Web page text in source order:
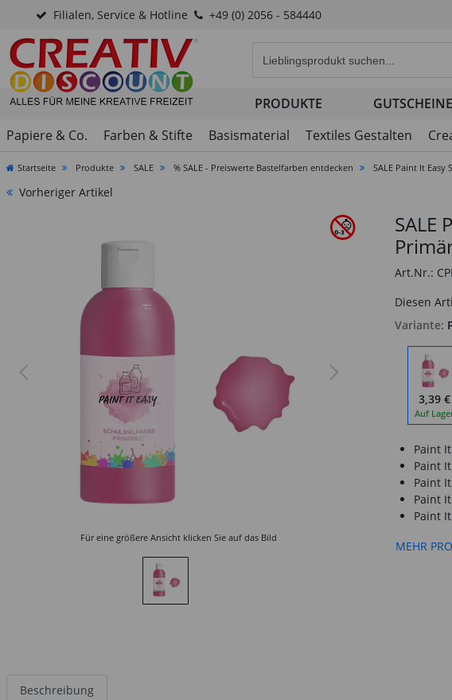
Filialen, Service & Hotline +49 (0) 2056 - 584440
PRODUKTE GUTSCHEINE
Papiere & Co.
Farben & Stifte Basismaterial Textiles Gestalten
Startseite Produkte SALE % SALE - Preiswerte Bastelfarben entdecken SALE Paint It
Vorheriger Artikel
Für eine größere Ansicht klicken Sie auf das Bild
SALE
Art.Nr.:
Diesen
Variante:
3,39 €
Auf
Paint
Paint
Paint
Paint
Paint
MEHR
Beschreibung